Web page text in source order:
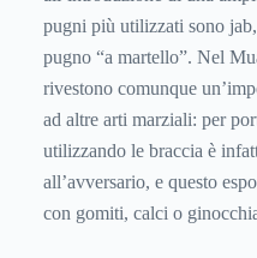
pugni più utilizzati sono
pugno “a martello”. Nel
rivestono comunque
ad altre arti marziali: per
utilizzando le braccia è
all’avversario, e questo
con gomiti, calci o